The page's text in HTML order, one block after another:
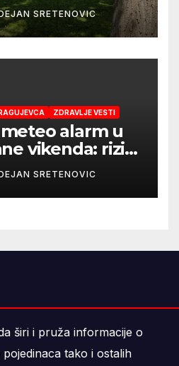
SRETENOVIC
ZDRAVLJE VESTI
alarm u
vikenda: rizik
širenja požara
i dalje veoma
SRETENOVIC
širi i pruža informacije o
tako i ostalih